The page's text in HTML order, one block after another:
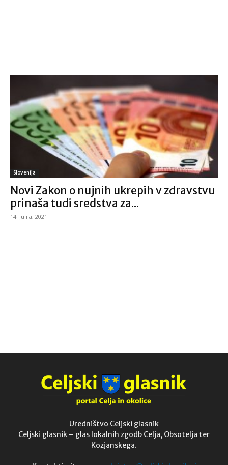
Slovenija
Novi Zakon o nujnih ukrepih v zdravstvu
prinaša tudi sredstva za...
14. julija, 2021
Uredništvo Celjski glasnik
Celjski glasnik – glas lokalnih zgodb Celja, Obsotelja ter
Kozjanskega.